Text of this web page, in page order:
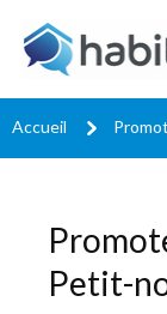
Accueil
Petit-